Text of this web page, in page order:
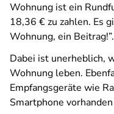
Wohnung ist ein
18,36 € zu zahlen. Es
Wohnung, ein Beitrag!”.
Dabei ist unerheblich,
Wohnung leben.
Empfangsgeräte wie
Smartphone